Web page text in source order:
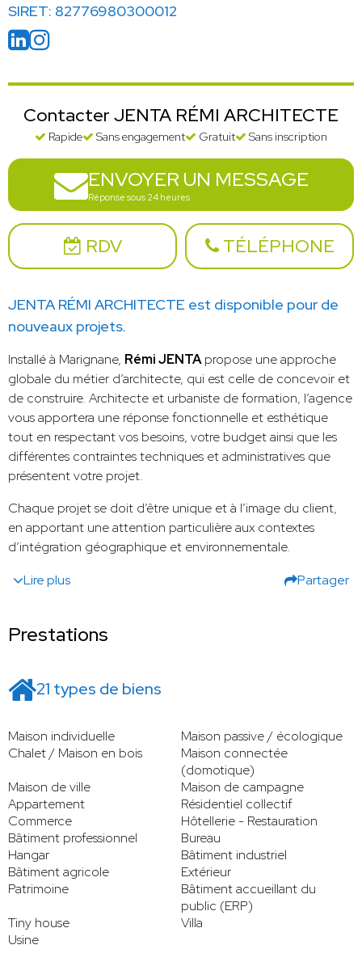
SIRET: 82776980300012
Contacter JENTA RÉMI ARCHITECTE
Rapide Sans engagement Gratuit Sans inscription
ENVOYER UN MESSAGE
Réponse sous 24 heures
RDV TÉLÉPHONE
JENTA RÉMI ARCHITECTE est disponible pour de
nouveaux projets.
Installé à Marignane, Rémi JENTApropose une approche
globale du métier d’architecte, qui est celle de concevoir et
de construire. Architecte et urbaniste de formation, l’agence
vous apportera une réponse fonctionnelle et esthétique
tout en respectant vos besoins, votre budget ainsi que les
différentes contraintes techniques et administratives que
présentent votre projet.
Chaque projet se doit d’être unique et à l’image du client,
en apportant une attention particulière aux contextes
d’intégration géographique et environnementale.
Lire plus
Partager
Prestations
21 types de biens
Maison individuelle
Maison passive / écologique
Chalet / Maison en bois
Maison connectée
(domotique)
Maison de ville
Maison de campagne
Appartement
Résidentiel collectif
Commerce
Hôtellerie - Restauration
Bâtiment professionnel
Bureau
Hangar
Bâtiment industriel
Bâtiment agricole
Extérieur
Patrimoine
Bâtiment accueillant du
public (ERP)
Tiny house
Villa
Usine